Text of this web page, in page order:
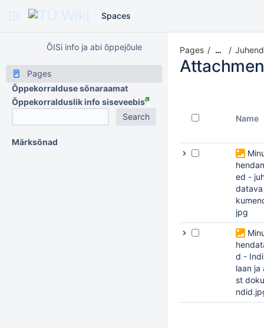
Spaces
ÕISi info ja abi õppejõule
Pages
Õppekorralduse sõnaraamat
Õppekorralduslik info siseveebis
Märksõnad
Pages …
Name
ed -
jpg
d -
laan ja
st